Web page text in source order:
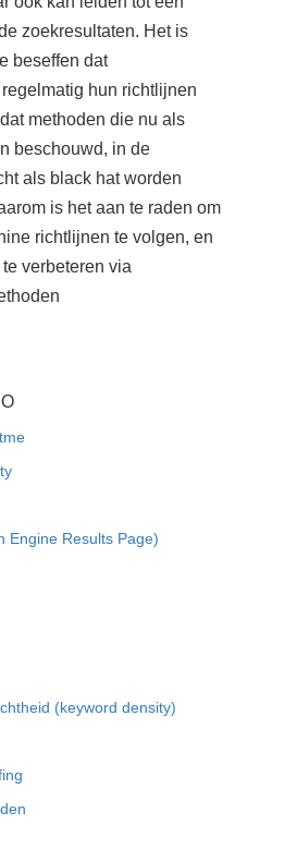
zoekresultaten. Het is
beseffen dat
hun richtlijnen
methoden die nu als
beschouwd, in de
als black hat worden
is het aan te raden om
richtlijnen te volgen, en
verbeteren via
Engine Results Page)
(keyword density)